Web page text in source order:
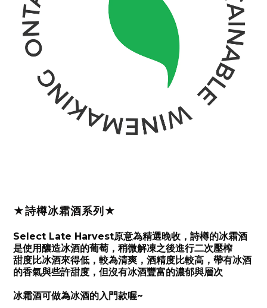
★詩樽冰霜酒系列★
Select Late Harvest原意為精選晚收，詩樽的冰霜酒
是使用釀造冰酒的葡萄，稍微解凍之後進行二次壓榨
甜度比冰酒來得低，較為清爽，酒精度比較高，帶有冰酒
的香氣與些許甜度，但沒有冰酒豐富的濃郁與層次
冰霜酒可做為冰酒的入門款喔~